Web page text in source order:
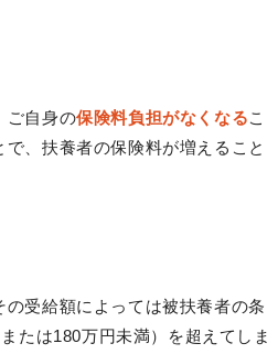
ご自身の保険料負担がなくなるこ
、扶養者の保険料が増えること
の受給額によっては被扶養者の条
たは180万円未満）を超えてしま